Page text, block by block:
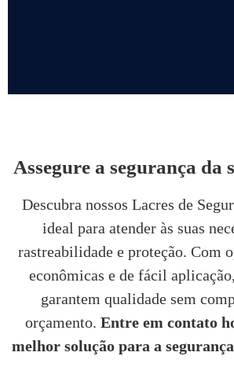
simplesmente excepcional,
contato até o pós-venda, neste
imbatíveis! Todos são muito
atenciosos. “
Tarsis Tavares
Assegure a segurança da
Descubra nossos Lacres de
ideal para atender às suas
rastreabilidade e proteção. Com
econômicas e de fácil
garantem qualidade sem
orçamento. Entre em contato
melhor solução para a